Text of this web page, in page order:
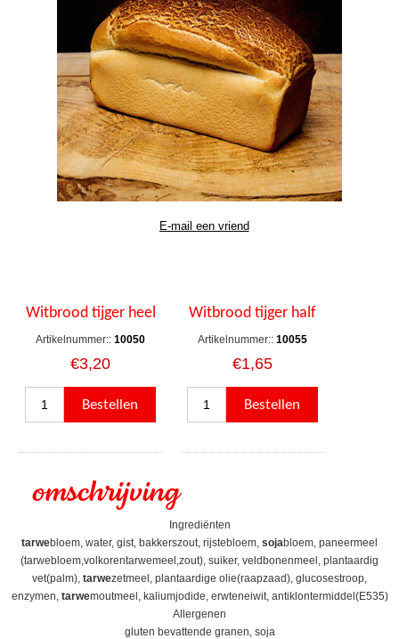
Witbrood tijger heel
Artikelnummer:: 10050
€3,20
Witbrood tijger half
Artikelnummer:: 10055
€1,65
omschrijving
Ingrediënten
tarwebloem, water, gist, bakkerszout, rijstebloem, sojabloem, paneermeel
(tarwebloem,volkorentarwemeel,zout), suiker, veldbonenmeel, plantaardig
vet(palm), tarwezetmeel, plantaardige olie(raapzaad), glucosestroop,
enzymen, tarwemoutmeel, kaliumjodide, erwteneiwit, antiklontermiddel(E535)
Allergenen
gluten bevattende granen, soja